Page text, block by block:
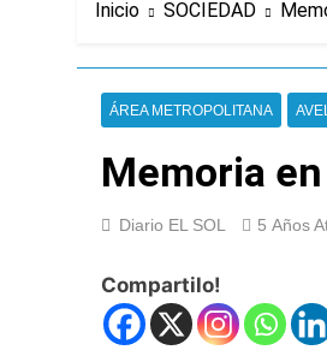
Inicio SOCIEDAD
ÁREA METROPOLITANA
Memoria
Diario EL SOL 5 Años
Compartilo!